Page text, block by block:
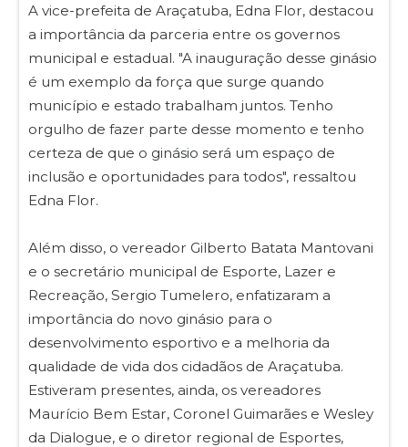
A vice-prefeita de Araçatuba, Edna Flor, destacou
a importância da parceria entre os governos
municipal e estadual. "A inauguração desse ginásio
é um exemplo da força que surge quando
município e estado trabalham juntos. Tenho
orgulho de fazer parte desse momento e tenho
certeza de que o ginásio será um espaço de
inclusão e oportunidades para todos", ressaltou
Edna Flor.
Além disso, o vereador Gilberto Batata Mantovani
e o secretário municipal de Esporte, Lazer e
Recreação, Sergio Tumelero, enfatizaram a
importância do novo ginásio para o
desenvolvimento esportivo e a melhoria da
qualidade de vida dos cidadãos de Araçatuba.
Estiveram presentes, ainda, os vereadores
Maurício Bem Estar, Coronel Guimarães e Wesley
da Dialogue, e o diretor regional de Esportes,